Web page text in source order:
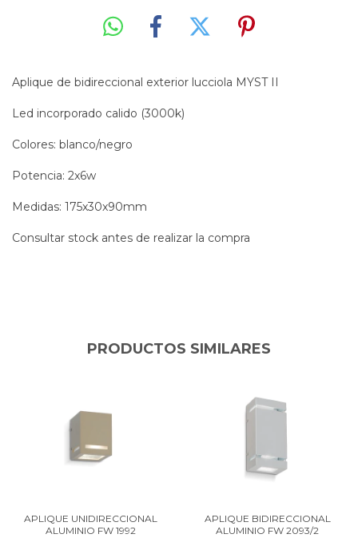
Aplique de bidireccional exterior lucciola MYST II
Led incorporado calido (3000k)
Colores: blanco/negro
Potencia: 2x6w
Medidas: 175x30x90mm
Consultar stock antes de realizar la compra
PRODUCTOS SIMILARES
APLIQUE UNIDIRECCIONAL
ALUMINIO FW 1992
APLIQUE BIDIRECCIONAL
ALUMINIO FW 2093/2